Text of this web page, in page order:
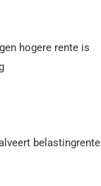
hogere rente is
belastingrente